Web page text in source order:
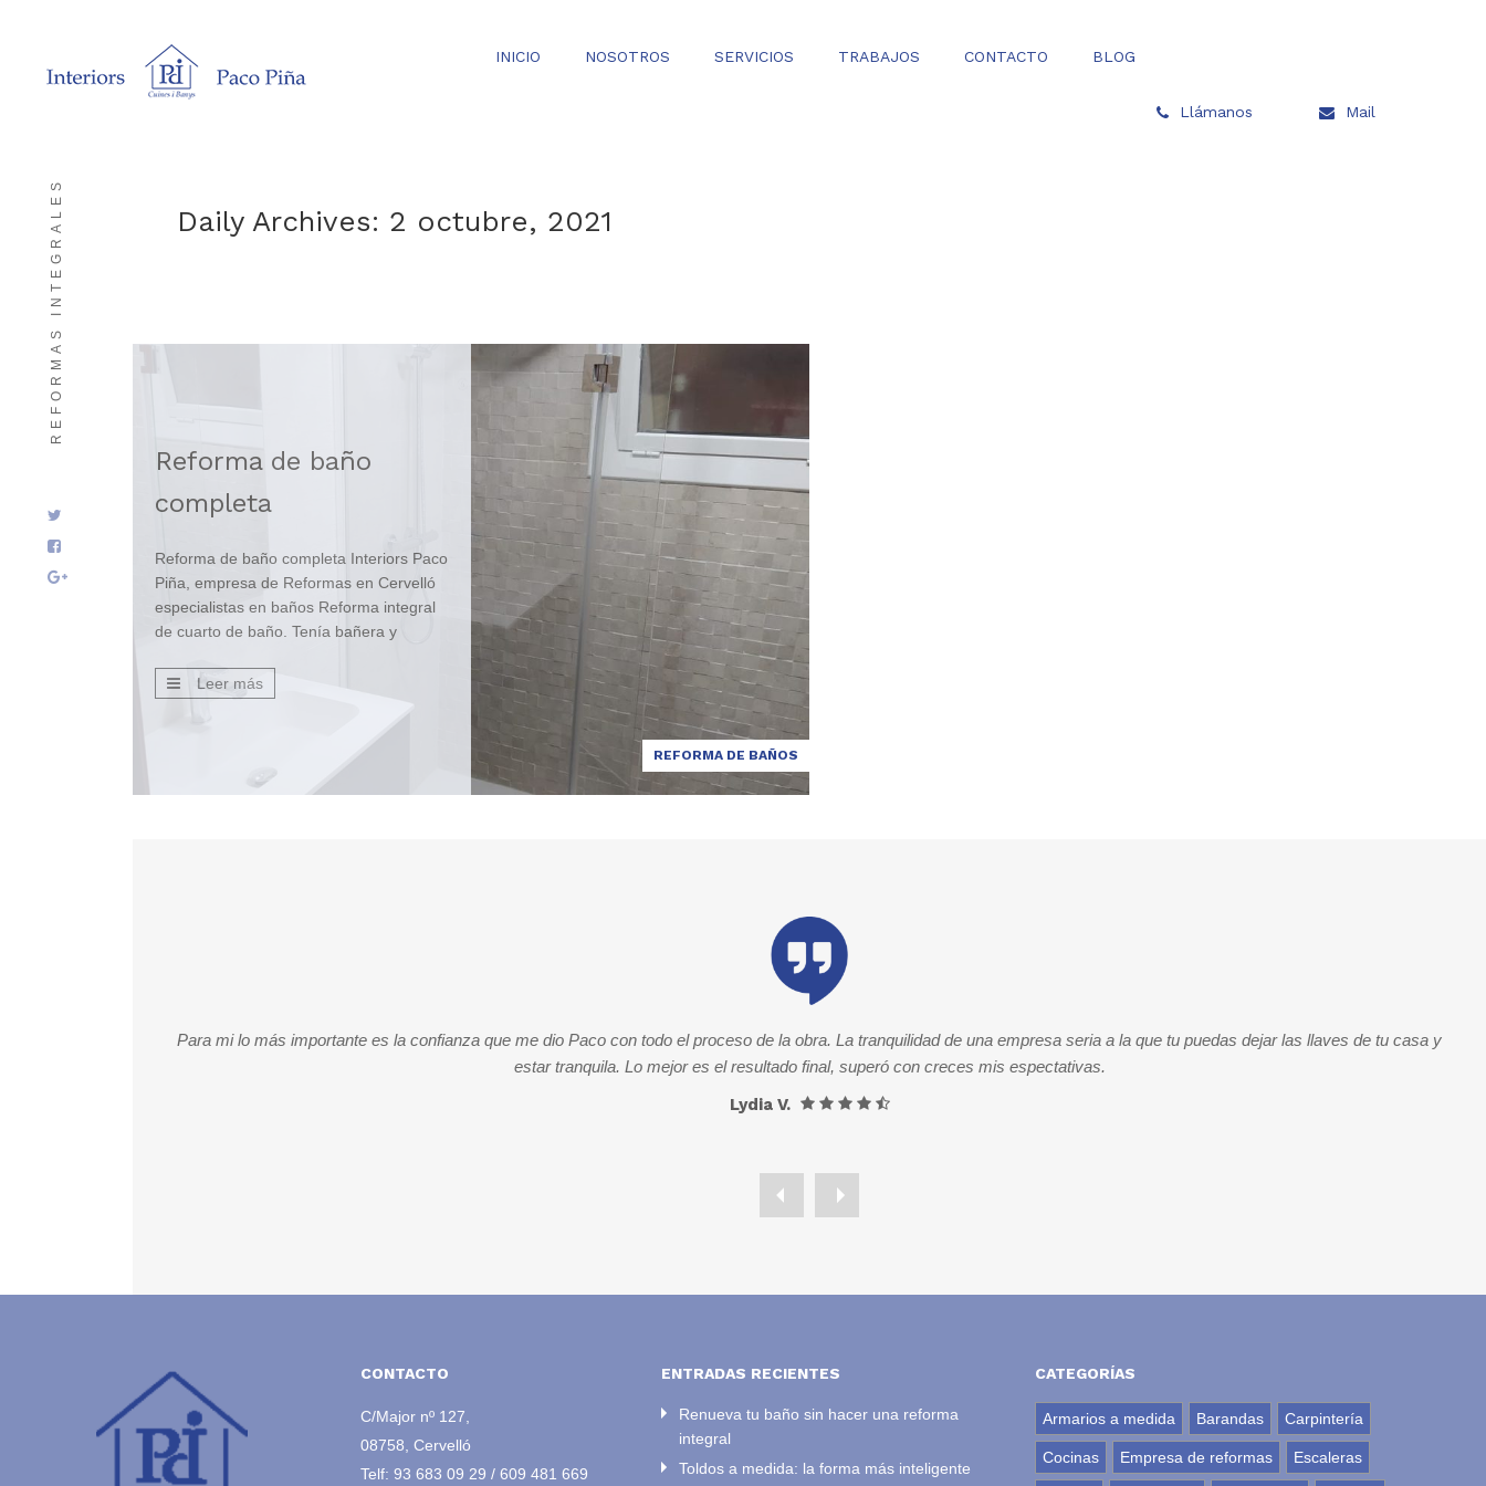
INICIO NOSOTROS SERVICIOS TRABAJOS CONTACTO BLOG
Llámanos Mail
REFORMAS INTEGRALES Daily Archives: 2 octubre, 2021
REFORMA DE BAÑOS
Reforma de baño
completa
Reforma de baño completa Interiors Paco
Piña, empresa de Reformas en Cervelló
especialistas en baños Reforma integral
de cuarto de baño. Tenía bañera y
todo para alicatar el baño con cerámicas
de porcelana. ¿Qué hicimos? La pared
frontal de la ducha con relieve y resto de
Leer más
Para mi lo más importante es la confianza que me dio Paco con todo el proceso de la obra. La tranquilidad de una empresa seria a la que tu puedas dejar las llaves de tu casa y
estar tranquila. Lo mejor es el resultado final, superó con creces mis espectativas.
Lydia V.
CONTACTO
C/Major nº 127,
08758, Cervelló
Telf: 93 683 09 29 / 609 481 669
ENTRADAS RECIENTES
Renueva tu baño sin hacer una reforma
integral
Toldos a medida: la forma más inteligente
CATEGORÍAS
Armarios a medida Barandas Carpintería
Cocinas Empresa de reformas Escaleras